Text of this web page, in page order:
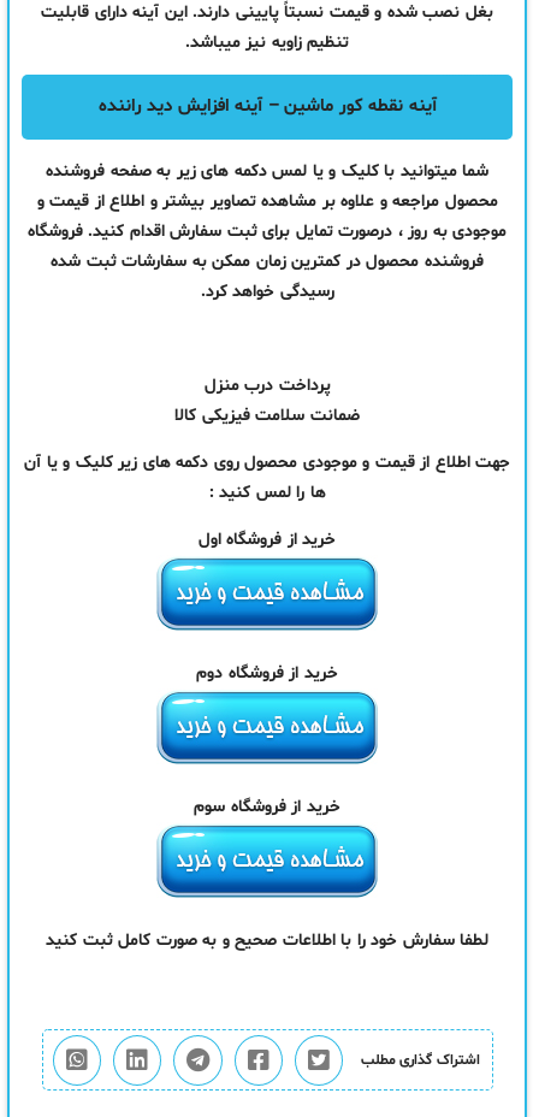
بغل نصب شده و قیمت نسبتاً پایینی دارند. این آینه دارای قابلیت
تنظیم زاویه نیز میباشد.
آینه نقطه کور ماشین – آینه افزایش دید راننده
شما میتوانید با کلیک و یا لمس دکمه های زیر به صفحه فروشنده
محصول مراجعه و علاوه بر مشاهده تصاویر بیشتر و اطلاع از قیمت و
موجودی به روز ، درصورت تمایل برای ثبت سفارش اقدام کنید. فروشگاه
فروشنده محصول در کمترین زمان ممکن به سفارشات ثبت شده
رسیدگی خواهد کرد.
پرداخت درب منزل
ضمانت سلامت فیزیکی کالا
جهت اطلاع از قیمت و موجودی محصول روی دکمه های زیر کلیک و یا آن
ها را لمس کنید :
خرید از فروشگاه اول
خرید از فروشگاه دوم
خرید از فروشگاه سوم
لطفا سفارش خود را با اطلاعات صحیح و به صورت کامل ثبت کنید
اشتراک گذاری مطلب